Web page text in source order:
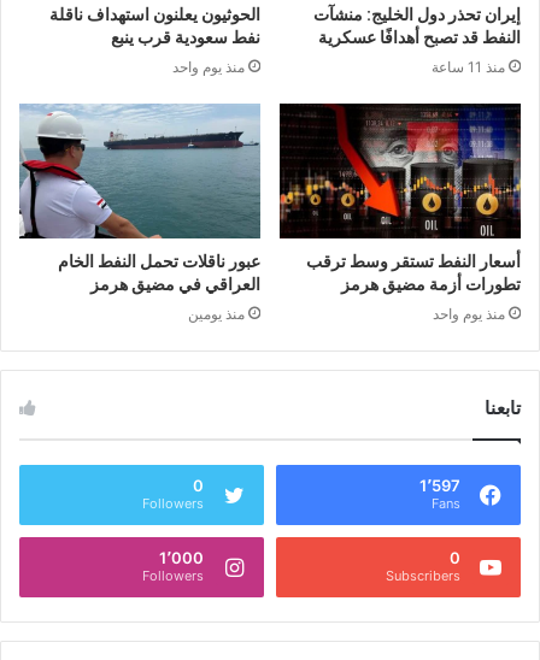
إيران تحذر دول الخليج: منشآت
النفط قد تصبح أهدافًا عسكرية
منذ 11 ساعة
الحوثيون يعلنون استهداف ناقلة
نفط سعودية قرب ينبع
منذ يوم واحد
أسعار النفط تستقر وسط ترقب
تطورات أزمة مضيق هرمز
منذ يوم واحد
عبور ناقلات تحمل النفط الخام
العراقي في مضيق هرمز
منذ يومين
تابعنا
1٬597
Fans
0
Followers
0
Subscribers
1٬000
Followers